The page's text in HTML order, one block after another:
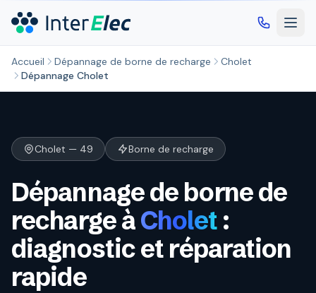
Accueil Dépannage de borne de recharge
Cholet
Dépannage Cholet
Cholet — 49 Borne de recharge
Dépannage de borne de
recharge àCholet:
diagnostic et réparation
rapide